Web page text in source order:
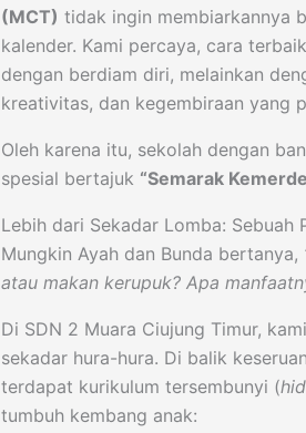
(MCT) tidak ingin membiarkannya
kalender. Kami percaya, cara
dengan berdiam diri, melainkan
kreativitas, dan kegembiraan yang
Oleh karena itu, sekolah dengan
spesial bertajuk “Semarak
Lebih dari Sekadar Lomba: Sebuah
Mungkin Ayah dan Bunda bertanya,
atau makan kerupuk? Apa
Di SDN 2 Muara Ciujung Timur,
sekadar hura-hura. Di balik
terdapat kurikulum tersembunyi (
tumbuh kembang anak: